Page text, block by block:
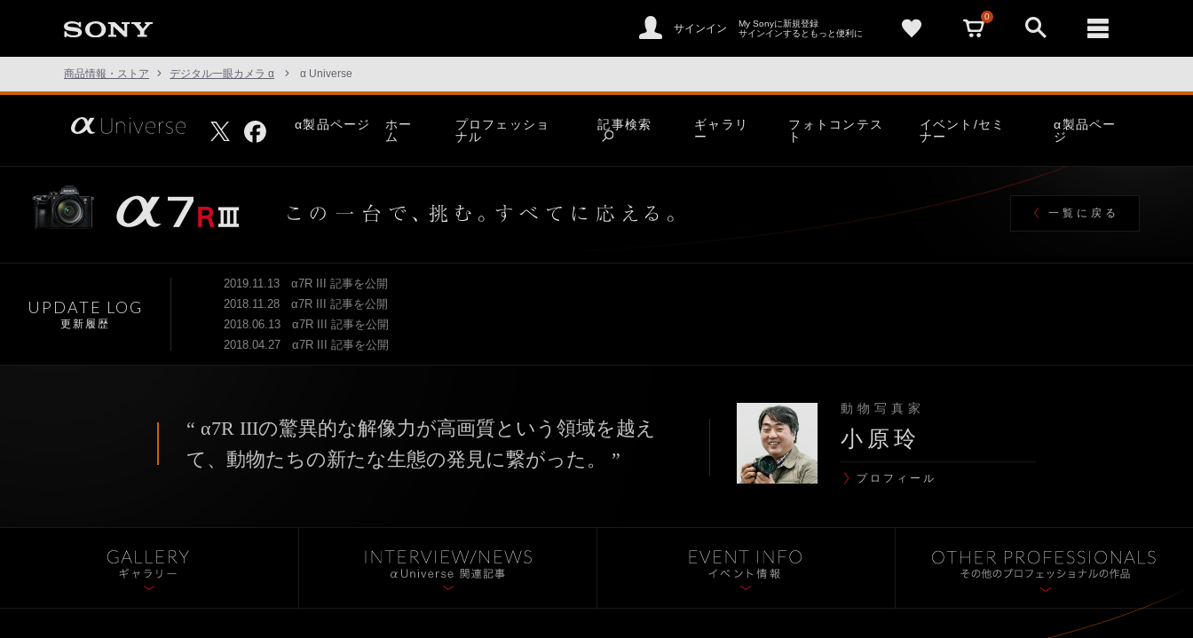
サインイン
My Sonyに新規登録
サインインするともっと便利に
0
商品情報・ストア デジタル一眼カメラ α α Universe
さ
あ、
た
と
の
な
界
Universe
TwitterFacebookα製品ページ
ホー
ム
プロフェッショ
ナル
記事検索
ギャラリ
ー
フォトコンテス
ト
イベント/セミ
ナー
α製品ペー
ジ
と
の
な
い
界
α
一覧に戻る
UPDATE LOG
更新履歴
2019.11.13 α7R III 記事を公開
2018.11.28 α7R III 記事を公開
2018.06.13 α7R III 記事を公開
2018.04.27 α7R III 記事を公開
“ α7R IIIの驚異的な解像力が高画質という領域を越え
て、動物たちの新たな生態の発見に繋がった。 ”
動物写真家
小原玲
プロフィール